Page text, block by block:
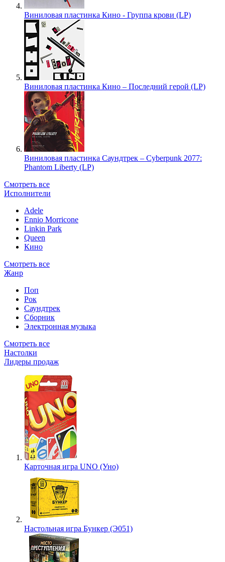
Виниловая пластинка Кино - Группа крови (LP)
Виниловая пластинка Кино – Последний герой (LP)
Виниловая пластинка Саундтрек – Cyberpunk 2077:
Phantom Liberty (LP)
Смотреть все
Исполнители
Adele
Ennio Morricone
Linkin Park
Queen
Кино
Смотреть все
Жанр
Поп
Рок
Саундтрек
Сборник
Электронная музыка
Смотреть все
Настолки
Лидеры продаж
Карточная игра UNO (Уно)
Настольная игра Бункер (Э051)